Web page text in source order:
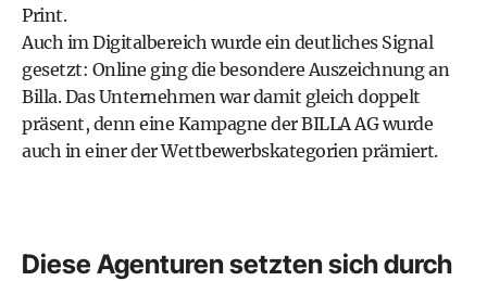
Print.
Auch im Digitalbereich wurde ein deutliches Signal
gesetzt: Online ging die besondere Auszeichnung an
Billa. Das Unternehmen war damit gleich doppelt
präsent, denn eine Kampagne der BILLA AG wurde
auch in einer der Wettbewerbskategorien prämiert.
Diese Agenturen setzten sich durch